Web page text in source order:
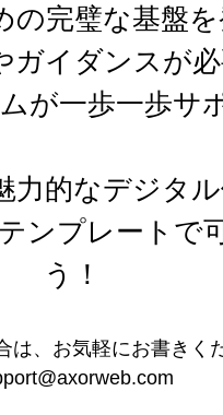
完璧な基盤を
ガイダンスが
が一歩一歩サ
的なデジタ
ンプレートで
う！
は、お気軽にお書きく